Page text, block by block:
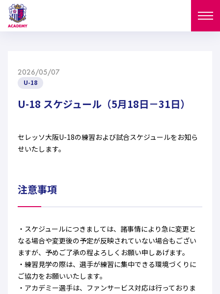
U-15
ガールズU-15
試合日程
西U-15
ガールズU-15
選手
U-18
U-12 ガールズU-18
ガールズU-15
スタッフ
SELECTION
アカデミー
セレクション
フィロソフィー
ハナサカクラブ
セレッソ大阪 レディース
2026/05/07
U-18
U-18 スケジュール（5月18日－31日）
セレッソ大阪U-18の練習および試合スケジュールをお知ら
せいたします。
注意事項
・スケジュールにつきましては、諸事情により急に変更と
なる場合や変更後の予定が反映されていない場合もござい
ますが、予めご了承の程よろしくお願い申しあげます。
・練習見学の際は、選手が練習に集中できる環境づくりに
ご協力をお願いいたします。
・アカデミー選手は、ファンサービス対応は行っておりま